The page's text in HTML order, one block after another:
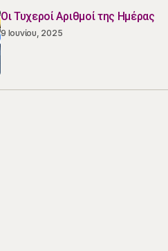
Οι Τυχεροί Αριθμοί της Ημέρας
9 Ιουνίου, 2025